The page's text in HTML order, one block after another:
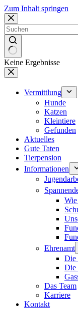
Zum Inhalt springen
Keine Ergebnisse
Vermittlung
Hunde
Katzen
Kleintiere
Gefunden
Aktuelles
Gute Taten
Tierpension
Informationen
Ehrenamt
Die
Die
Das Team
Karriere
Kontakt